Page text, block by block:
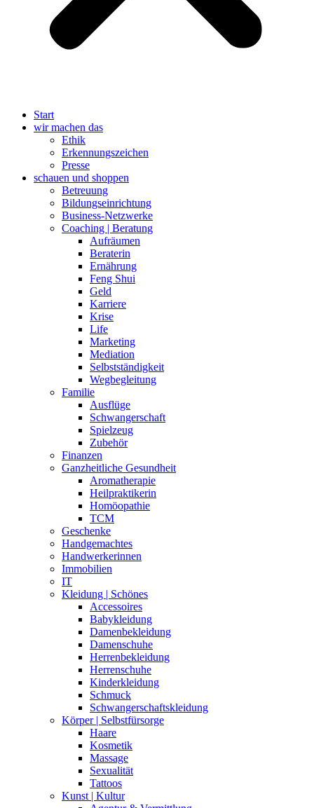
Karriere
Krise
Schwangerschaft
Zubehör
Finanzen
Ganzheitliche Gesundheit
Aromatherapie
Heilpraktikerin
Homöopathie
TCM
Geschenke
Handgemachtes
Handwerkerinnen
Immobilien
Kleidung | Schönes
Accessoires
Babykleidung
Damenbekleidung
Damenschuhe
Herrenbekleidung
Herrenschuhe
Kinderkleidung
Schmuck
Schwangerschaftskleidung
Körper | Selbstfürsorge
Haare
Kosmetik
Massage
Sexualität
Tattoos
Kunst | Kultur
Agentur & Vermittlung
Autorin
Bildhauerin
Fotografin
Goldschmiedin
Malerin
Performance
Sängerin
Lebensmittelladen | Supermarkt
Leckeres außer Haus
Bar
Café
Foodtruck
Restaurant
Vegan
Vegetarisch
Leckeres für zu Hause
Herzhaft
Kaffee
Süß
Tee
Vegan